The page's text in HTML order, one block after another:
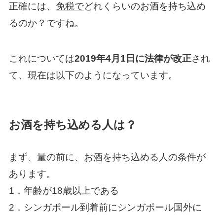
正確には、 免税でどれくらいのお酒を持ち込め
るのか？ですね。
これについては2019年4月1日に法律が改正され
て、現在は以下のようになっています。
お酒を持ち込める人は？
まず、量の前に、お酒を持ち込める人の条件が
あります。
1．年齢が18歳以上である
2．シンガポール到着前にシンガポール国外に